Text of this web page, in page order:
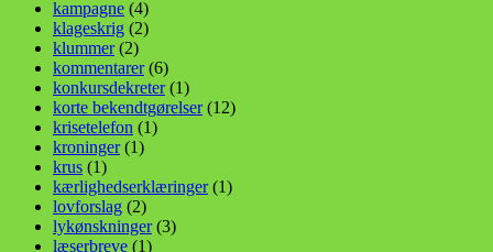
kampagne (4)
klageskrig (2)
klummer(2)
kommentarer(6)
konkursdekreter(1)
korte bekendtgørelser(12)
krisetelefon (1)
kroninger(1)
krus (1)
kærlighedserklæringer(1)
lovforslag (2)
lykønskninger(3)
læserbreve (1)